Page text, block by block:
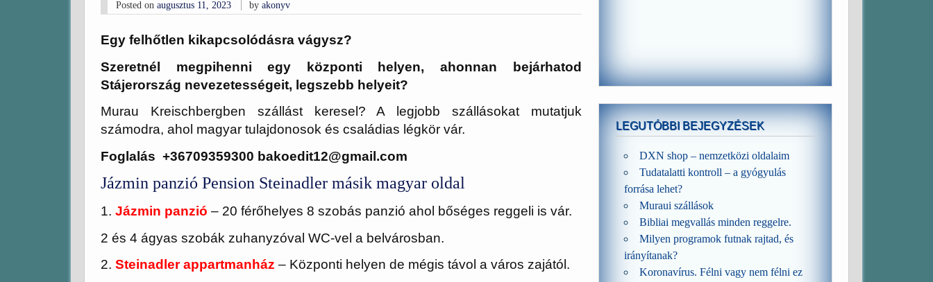
Posted on augusztus 11, 2023 byakonyv
Egy felhőtlen kikapcsolódásra vágysz?
Szeretnél megpihenni egy központi helyen, ahonnan bejárhatod
Stájerország nevezetességeit, legszebb helyeit?
Murau Kreischbergben szállást keresel? A legjobb szállásokat mutatjuk
számodra, ahol magyar tulajdonosok és családias légkör vár.
Foglalás +36709359300 bakoedit12@gmail.com
Jázmin panzió Pension Steinadler másik magyar oldal
1. Jázmin panzió – 20 férőhelyes 8 szobás panzió ahol bőséges reggeli is vár.
2 és 4 ágyas szobák zuhanyzóval WC-vel a belvárosban.
2.Steinadler appartmanház – Központi helyen de mégis távol a város zajától.
LEGUTÓBBI BEJEGYZÉSEK
DXN shop – nemzetközi oldalaim
Tudatalatti kontroll – a gyógyulás
forrása lehet?
Muraui szállások
Bibliai megvallás minden reggelre.
Milyen programok futnak rajtad, és
irányítanak?
Koronavírus. Félni vagy nem félni ez